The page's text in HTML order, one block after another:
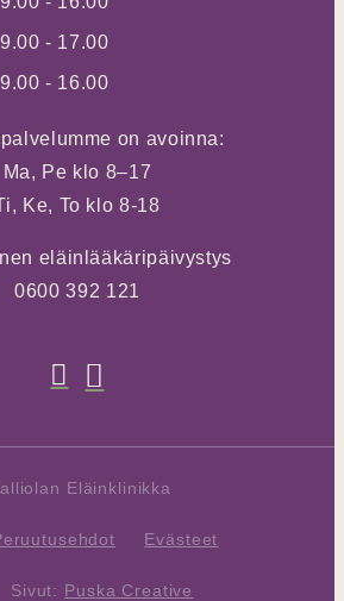
9.00 - 17.00
9.00 - 16.00
on avoinna:
Ma, Pe klo 8–17
Ke, To klo 8-18
eläinlääkäripäivystys
0600 392 121
Eläinklinikka
Evästeet
Puska Creative